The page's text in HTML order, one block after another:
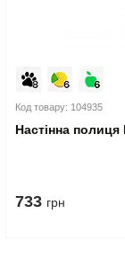
Код товару: 104935
Настінна
733 грн